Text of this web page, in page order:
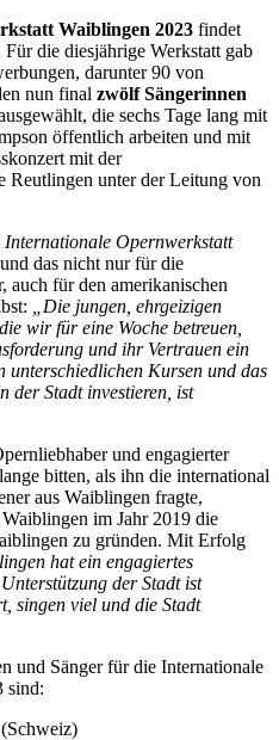
Waiblingen 2023 findet
Für die diesjährige Werkstatt gab
darunter 90 von
nun final zwölf Sängerinnen
die sechs Tage lang mit
öffentlich arbeiten und mit
mit der
Reutlingen unter der Leitung von
Internationale Opernwerkstatt
das nicht nur für die
auch für den amerikanischen
„Die jungen, ehrgeizigen
wir für eine Woche betreuen,
und ihr Vertrauen ein
unterschiedlichen Kursen und das
der Stadt investieren, ist
und engagierter
bitten, als ihn die international
aus Waiblingen fragte,
im Jahr 2019 die
zu gründen. Mit Erfolg
hat ein engagiertes
der Stadt ist
singen viel und die Stadt
und Sänger für die Internationale
sind: